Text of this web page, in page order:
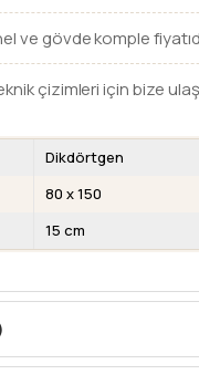
ve gövde komple
çizimleri için bize
Dikdörtgen
80 x 150
15 cm
göre değişiklik gösterebilir.
mesafelerden
alırken hasarlı